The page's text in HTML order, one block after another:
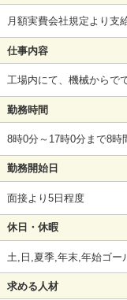
月額実費会社規定より
仕事内容
工場内にて、機械からで
勤務時間
8時0分～17時0分まで
勤務開始日
面接より5日程度
休日・休暇
土,日,夏季,年末,年始ゴー
求める人材